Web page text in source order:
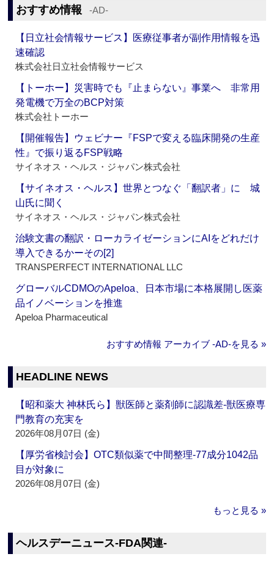
おすすめ情報 ‐AD‐
【日立社会情報サービス】医療従事者が副作用情報を迅
速確認
株式会社日立社会情報サービス
【トーホー】災害時でも『止まらない』事業へ 非常用
発電機で万全のBCP対策
株式会社トーホー
【開催報告】ウェビナー『FSPで変える臨床開発の生産
性』で振り返るFSP戦略
サイネオス・ヘルス・ジャパン株式会社
【サイネオス・ヘルス】世界とつなぐ「翻訳者」に 城
山氏に聞く
サイネオス・ヘルス・ジャパン株式会社
治験文書の翻訳・ローカライゼーションにAIをどれだけ
導入できるかーその[2]
TRANSPERFECT INTERNATIONAL LLC
グローバルCDMOのApeloa、日本市場に本格展開し医薬
品イノベーションを推進
Apeloa Pharmaceutical
おすすめ情報 アーカイブ ‐AD‐を見る »
HEADLINE NEWS
【昭和薬大 神林氏ら】獣医師と薬剤師に認識差‐獣医療専
門教育の充実を
2026年08月07日 (金)
【厚労省検討会】OTC類似薬で中間整理‐77成分1042品
目が対象に
2026年08月07日 (金)
もっと見る »
ヘルスデーニュース‐FDA関連‐